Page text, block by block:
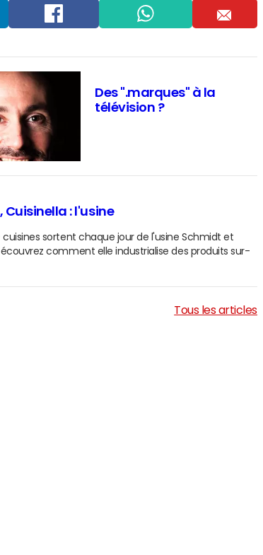
Des ".marques" à la
télévision ?
Cuisinella : l'usine
cuisines sortent chaque jour de l'usine Schmidt et
comment elle industrialise des produits sur-
Tous les articles